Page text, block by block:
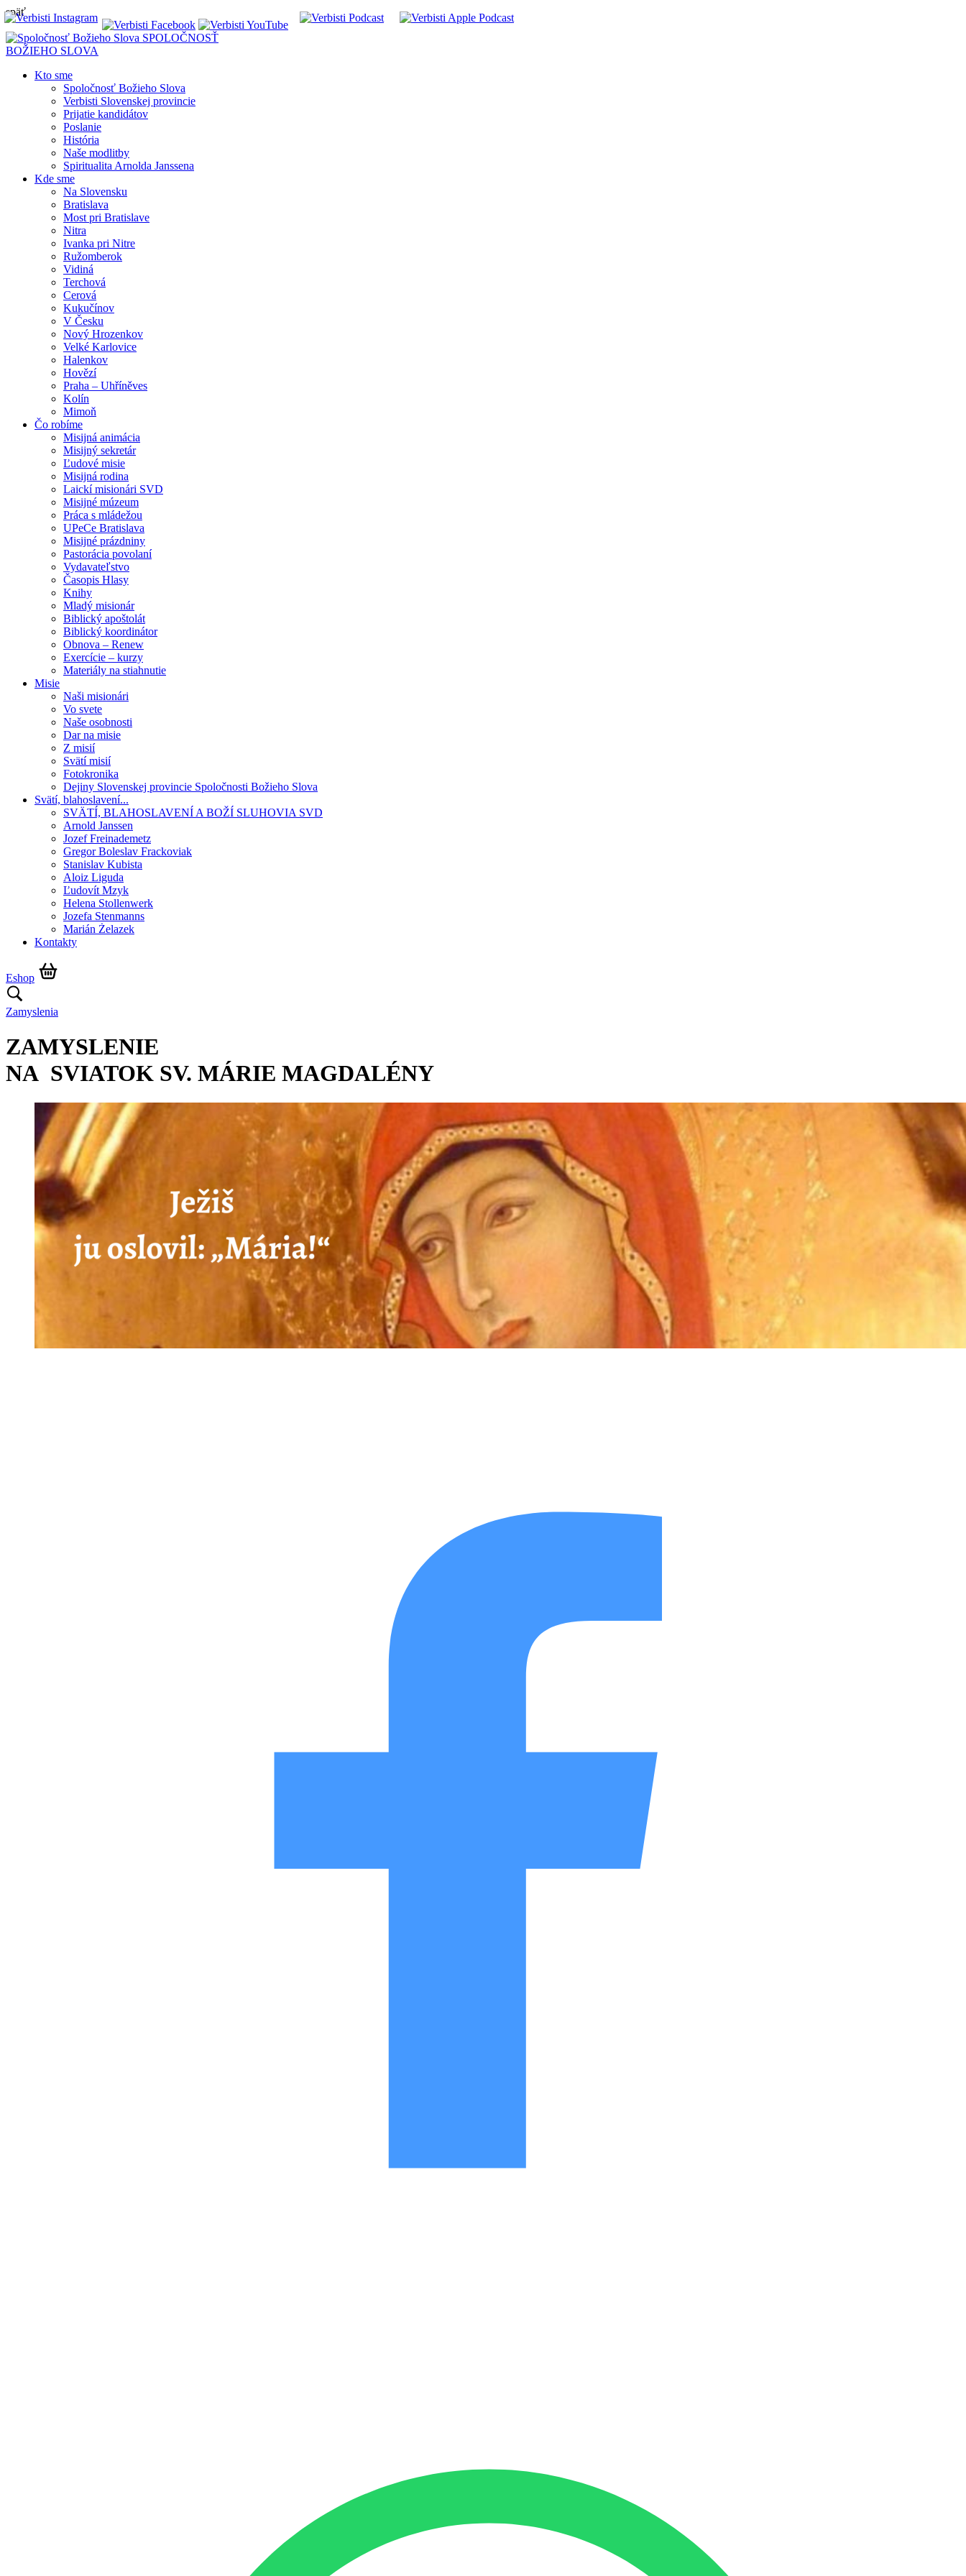
späť
SPOLOČNOSŤ
BOŽIEHO SLOVA
Kto sme
Spoločnosť Božieho Slova
Verbisti Slovenskej provincie
Prijatie kandidátov
Poslanie
História
Naše modlitby
Spiritualita Arnolda Janssena
Kde sme
Na Slovensku
Bratislava
Most pri Bratislave
Nitra
Ivanka pri Nitre
Ružomberok
Vidiná
Terchová
Cerová
Kukučínov
V Česku
Nový Hrozenkov
Velké Karlovice
Halenkov
Hovězí
Praha – Uhříněves
Kolín
Mimoň
Čo robíme
Misijná animácia
Misijný sekretár
Ľudové misie
Misijná rodina
Laickí misionári SVD
Misijné múzeum
Práca s mládežou
UPeCe Bratislava
Misijné prázdniny
Pastorácia povolaní
Vydavateľstvo
Časopis Hlasy
Knihy
Mladý misionár
Biblický apoštolát
Biblický koordinátor
Obnova – Renew
Exercície – kurzy
Materiály na stiahnutie
Misie
Naši misionári
Vo svete
Naše osobnosti
Dar na misie
Z misií
Svätí misií
Fotokronika
Dejiny Slovenskej provincie Spoločnosti Božieho Slova
Svätí, blahoslavení...
SVÄTÍ, BLAHOSLAVENÍ A BOŽÍ SLUHOVIA SVD
Arnold Janssen
Jozef Freinademetz
Gregor Boleslav Frackoviak
Stanislav Kubista
Aloiz Liguda
Ľudovít Mzyk
Helena Stollenwerk
Jozefa Stenmanns
Marián Żelazek
Kontakty
Eshop
Zamyslenia
ZAMYSLENIE
NA SVIATOK SV. MÁRIE MAGDALÉNY